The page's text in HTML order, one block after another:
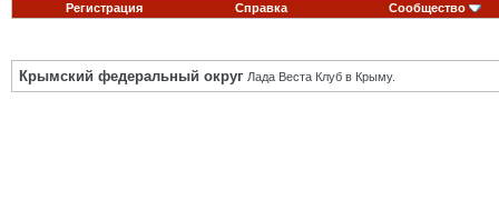
Регистрация Справка Сообщество
Крымский федеральный округ Лада Веста Клуб в Крыму.